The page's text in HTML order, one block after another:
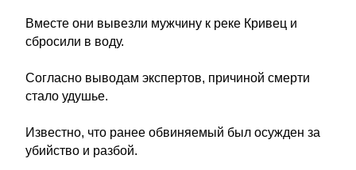
Вместе они вывезли мужчину к реке Кривец и
сбросили в воду.
Согласно выводам экспертов, причиной смерти
стало удушье.
Известно, что ранее обвиняемый был осужден за
убийство и разбой.